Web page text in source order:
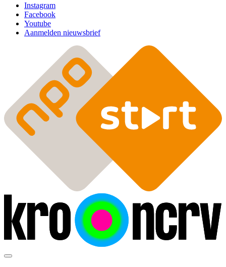
Instagram
Facebook
Youtube
Aanmelden nieuwsbrief